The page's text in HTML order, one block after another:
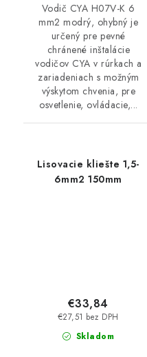
Vodič CYA H07V-K 6
mm2 modrý, ohybný je
určený pre pevné
chránené inštalácie
vodičov CYA v rúrkach a
zariadeniach s možným
výskytom chvenia, pre
osvetlenie, ovládacie,...
Lisovacie kliešte 1,5-
6mm2 150mm
Skladom
€27,51 bez DPH
€33,84